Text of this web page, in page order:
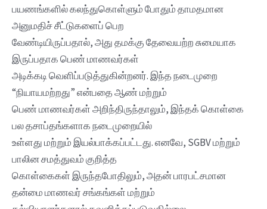
பயணங்களில் கலந்துகொள்ளும் போதும் தாமதமான
அனுமதிச் சீட்டுகளைப் பெற
வேண்டியிருப்பதால், அது தமக்கு தேவையற்ற சுமையாக
இருப்பதாக பெண் மாணவர்கள்
அடிக்கடி வெளிப்படுத்துகின்றனர். இந்த நடைமுறை
“நியாயமற்றது” என்பதை ஆண் மற்றும்
பெண் மாணவர்கள் அறிந்திருந்தாலும், இந்தக் கொள்கை
பல தசாப்தங்களாக நடைமுறையில்
உள்ளது மற்றும் இயல்பாக்கப்பட்டது. எனவே, SGBV மற்றும்
பாலின சமத்துவம் குறித்த
கொள்கைகள் இருந்தபோதிலும், அதன் பாரபட்சமான
தன்மை மாணவர் சங்கங்கள் மற்றும்